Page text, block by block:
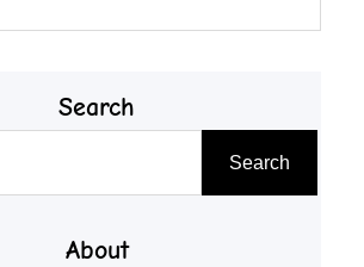
Search
Search
About